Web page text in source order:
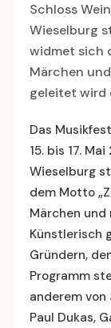
Schloss
Wieselburg
widmet sich
Märchen
geleitet wird
Das
15. bis 17.
Wieselburg
dem Motto
Märchen
Künstlerisch
Gründern,
Programm
anderem von
Paul Dukas,